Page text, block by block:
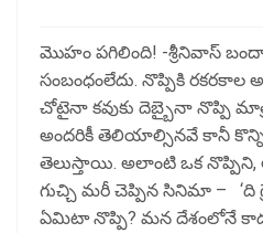
మొహం పగిలింది! -శ్రీనివాస్
సంబంధంలేదు. నొప్పికి
చోటైనా కవుకు దెబ్బైనా నొప్పి
అందరికీ తెలియాల్సినవే కానీ కొన్ని
తెలుస్తాయి. అలాంటి ఒక నొప్పిని,
గుచ్చి మరీ చెప్పిన సినిమా – ‘ది
ఏమిటా నొప్పి? మన దేశంలోనే